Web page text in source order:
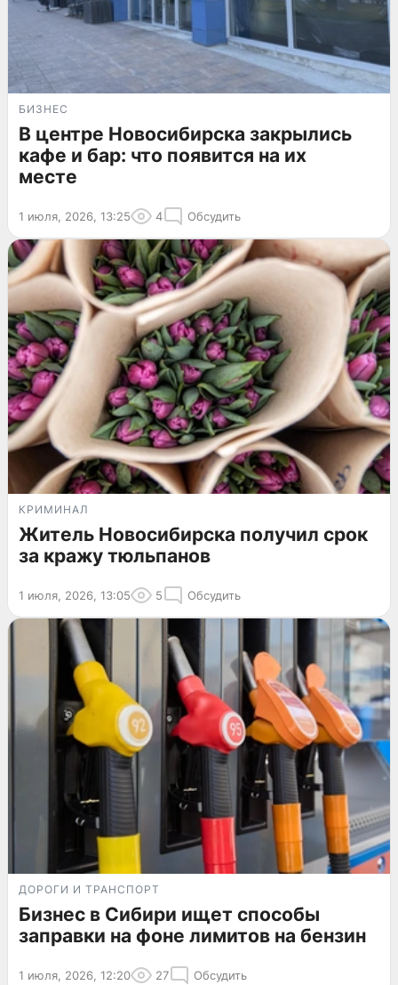
БИЗНЕС
В центре Новосибирска закрылись
кафе и бар: что появится на их
месте
1 июля, 2026, 13:25 4 Обсудить
КРИМИНАЛ
Житель Новосибирска получил срок
за кражу тюльпанов
1 июля, 2026, 13:05 5 Обсудить
ДОРОГИ И ТРАНСПОРТ
Бизнес в Сибири ищет способы
заправки на фоне лимитов на бензин
1 июля, 2026, 12:20 27 Обсудить